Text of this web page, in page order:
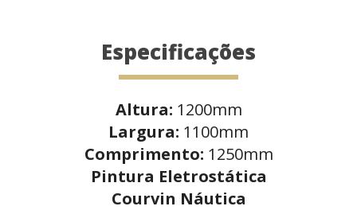
Especificações
Altura: 1200mm
Largura: 1100mm
Comprimento: 1250mm
Pintura Eletrostática
Courvin Náutica